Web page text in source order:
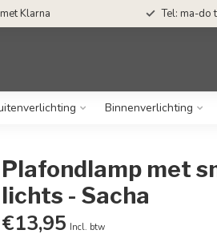
Klarna Tel: ma-do
Binnenverlichting
Plafondlamp met
lichts - Sacha
€13,95 Incl. btw